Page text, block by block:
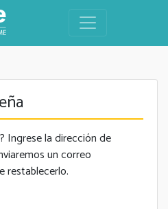
Ingrese la dirección de
un correo
restablecerlo.